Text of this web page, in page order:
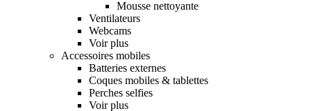
Mousse nettoyante
Ventilateurs
Webcams
Voir plus
Accessoires mobiles
Batteries externes
Coques mobiles & tablettes
Perches selfies
Voir plus